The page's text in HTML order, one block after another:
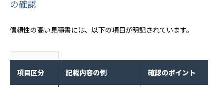
の確認
信頼性の高い見積書には、以下の項目が明記されています。
項目区分 記載内容の例 確認のポイント